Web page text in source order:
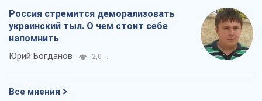
Россия стремится деморализовать
украинский тыл. О чем стоит себе
напомнить
Юрий Богданов 2,0 т.
Все мнения